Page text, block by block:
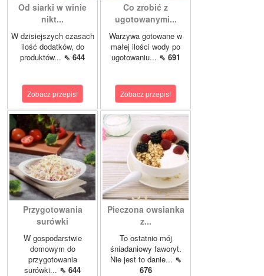
Od siarki w winie
nikt...
W dzisiejszych czasach
ilość dodatków, do
produktów... ⇖ 644
Zobacz przepis!
Co zrobić z
ugotowanymi...
Warzywa gotowane w
małej ilości wody po
ugotowaniu... ⇖ 691
Zobacz przepis!
Przygotowania
surówki
W gospodarstwie
domowym do
przygotowania
surówki... ⇖ 644
Pieczona owsianka
z...
To ostatnio mój
śniadaniowy faworyt.
Nie jest to danie... ⇖
676